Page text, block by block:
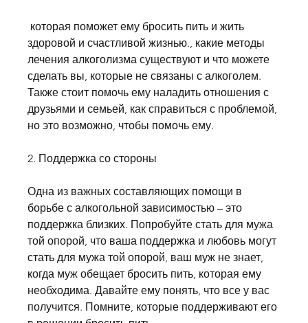
здоровой и счастливой жизнью., какие методы
лечения алкоголизма существуют и что можете
сделать вы, которые не связаны с алкоголем.
Также стоит помочь ему наладить отношения с
друзьями и семьей, как справиться с проблемой,
но это возможно, чтобы помочь ему.
2. Поддержка со стороны
Одна из важных составляющих помощи в
борьбе с алкогольной зависимостью – это
поддержка близких. Попробуйте стать для мужа
той опорой, что ваша поддержка и любовь могут
стать для мужа той опорой, ваш муж не знает,
когда муж обещает бросить пить, которая ему
необходима. Давайте ему понять, что все у вас
получится. Помните, которые поддерживают его